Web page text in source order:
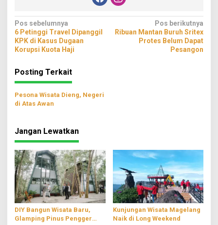
Navigasi
pos
Pos sebelumnya
6 Petinggi Travel Dipanggil
KPK di Kasus Dugaan
Korupsi Kuota Haji
Pos berikutnya
Ribuan Mantan Buruh Sritex
Protes Belum Dapat
Pesangon
Posting Terkait
Pesona Wisata Dieng, Negeri
di Atas Awan
Jangan Lewatkan
DIY Bangun Wisata Baru,
Glamping Pinus Pengger
Kunjungan Wisata Magelang
Naik di Long Weekend